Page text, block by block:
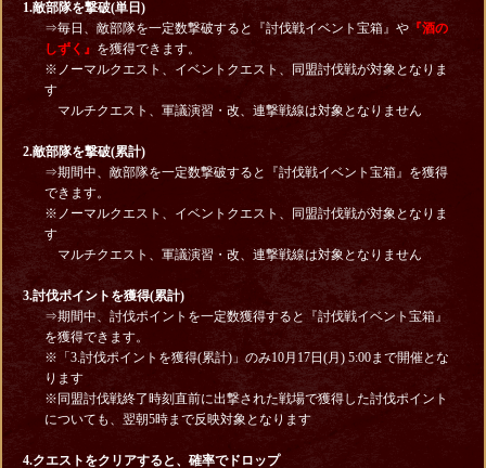
1.敵部隊を撃破(単日)
⇒毎日、敵部隊を一定数撃破すると『討伐戦イベント宝箱』や『酒の
しずく』 を獲得できます。
※ノーマルクエスト、イベントクエスト、同盟討伐戦が対象となりま
す
マルチクエスト、軍議演習・改、連撃戦線は対象となりません
2.敵部隊を撃破(累計)
⇒期間中、敵部隊を一定数撃破すると『討伐戦イベント宝箱』を獲得
できます。
※ノーマルクエスト、イベントクエスト、同盟討伐戦が対象となりま
す
マルチクエスト、軍議演習・改、連撃戦線は対象となりません
3.討伐ポイントを獲得(累計)
⇒期間中、討伐ポイントを一定数獲得すると『討伐戦イベント宝箱』
を獲得できます。
※「3.討伐ポイントを獲得(累計)」のみ10月17日(月) 5:00まで開催とな
ります
※同盟討伐戦終了時刻直前に出撃された戦場で獲得した討伐ポイント
についても、翌朝5時まで反映対象となります
4.クエストをクリアすると、確率でドロップ